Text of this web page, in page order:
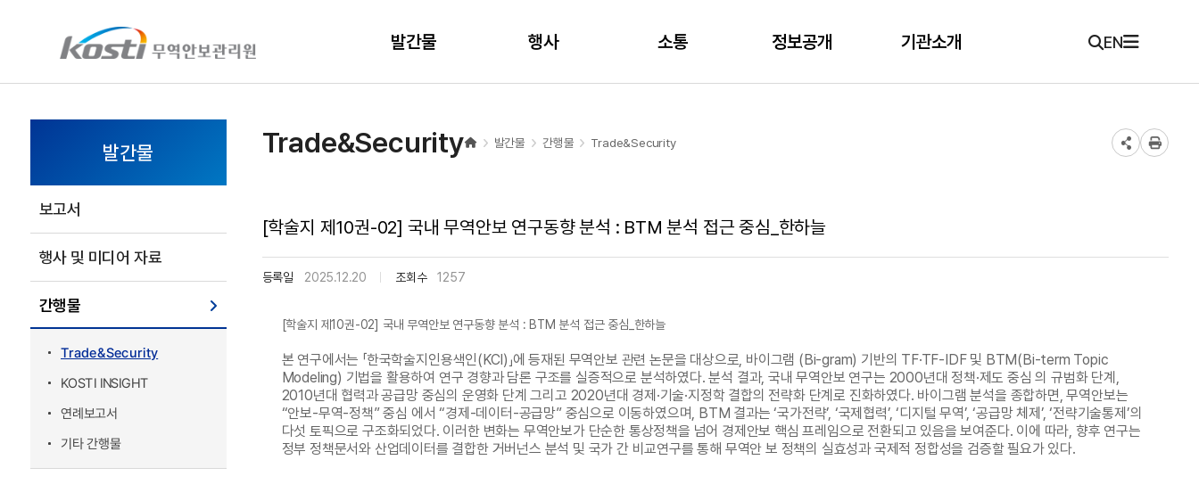
KOSTI 메인 페이지로 이동 발간물 행사 소통 정보공개 기관소개 EN
Trade&Security 발간물 간행물 Trade&Security
[학술지 제10권-02] 국내 무역안보 연구동향 분석 : BTM 분석 접근 중심_한하늘
등록일 2025.12.20 조회수 1257
[학술지 제10권-02] 국내 무역안보 연구동향 분석 : BTM 분석 접근 중심_한하늘
본 연구에서는 「한국학술지인용색인(KCI)」에 등재된 무역안보 관련 논문을 대상으로, 바이그램 (Bi-gram) 기반의 TF·TF-IDF 및 BTM(Bi-term Topic
Modeling) 기법을 활용하여 연구 경향과 담론 구조를 실증적으로 분석하였다. 분석 결과, 국내 무역안보 연구는 2000년대 정책·제도 중심 의 규범화 단계,
2010년대 협력과 공급망 중심의 운영화 단계 그리고 2020년대 경제·기술·지정학 결합의 전략화 단계로 진화하였다. 바이그램 분석을 종합하면, 무역안보는
“안보-무역-정책” 중심 에서 “경제-데이터-공급망” 중심으로 이동하였으며, BTM 결과는 ‘국가전략’, ‘국제협력’, ‘디지털 무역’, ‘공급망 체제’, ‘전략기술통제’의
다섯 토픽으로 구조화되었다. 이러한 변화는 무역안보가 단순한 통상정책을 넘어 경제안보 핵심 프레임으로 전환되고 있음을 보여준다. 이에 따라, 향후 연구는
정부 정책문서와 산업데이터를 결합한 거버넌스 분석 및 국가 간 비교연구를 통해 무역안 보 정책의 실효성과 국제적 정합성을 검증할 필요가 있다.
발간물
보고서
행사 및 미디어 자료
간행물
Trade&Security
KOSTI INSIGHT
연례보고서
기타 간행물